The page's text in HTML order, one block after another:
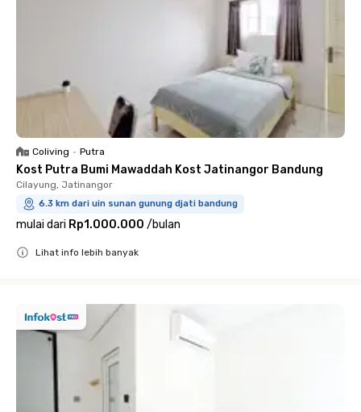
Coliving • Putra
Kost Putra Bumi Mawaddah Kost Jatinangor Bandung
Cilayung, Jatinangor
6.3 km dari uin sunan gunung djati bandung
mulai dari Rp1.000.000 /bulan
Lihat info lebih banyak